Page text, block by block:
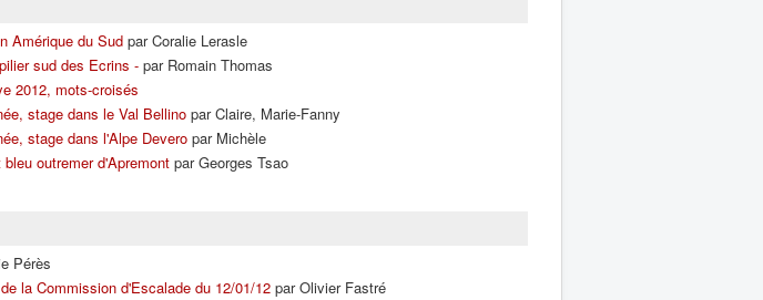
Amérique du Sud par Coralie Lerasle
sud des Ecrins - par Romain Thomas
2012, mots-croisés
stage dans le Val Bellino par Claire, Marie-Fanny
stage dans l'Alpe Devero par Michèle
outremer d'Apremont par Georges Tsao
Pérès
la Commission d'Escalade du 12/01/12 par Olivier Fastré